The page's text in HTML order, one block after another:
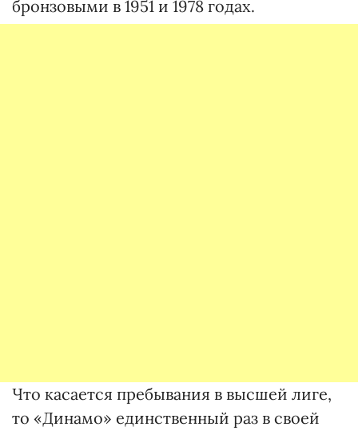
бронзовыми в 1951 и 1978 годах.
Что касается пребывания в высшей лиге,
то «Динамо» единственный раз в своей